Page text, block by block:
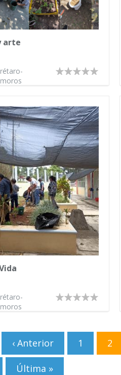
arte
‹ Anterior 1 2
Última »